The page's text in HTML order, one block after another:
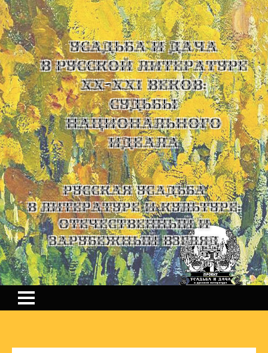
УСАДЬБА И ДАЧА
В РУССКОЙ ЛИТЕРАТУРЕ
XX-XXI ВЕКОВ:
СУДЬБЫ
НАЦИОНАЛЬНОГО
ИДЕАЛА
Русская усадьба
в литературе и культуре:
отечественный и
зарубежный взгляд